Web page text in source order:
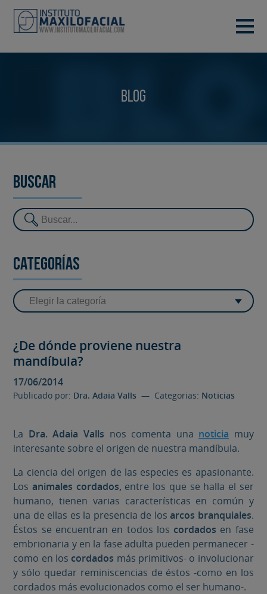
Blog
Buscar
Categorías
¿De dónde proviene nuestra
mandíbula?
17/06/2014
Publicado por: Dra. Adaia Valls — Categorias: Noticias
La Dra. Adaia Valls nos comenta una noticia muy
interesante sobre el origen de nuestra mandíbula.
La ciencia del origen de las especies es apasionante.
Losanimales cordados, entre los que se halla el ser
humano, tienen varias características en común y
una de ellas es la presencia de losarcos branquiales.
Éstos se encuentran en todos los cordados en fase
embrionaria y en la fase adulta pueden permanecer -
como en los cordados más primitivos- o involucionar
y sólo quedar reminiscencias de éstos -como en los
cordados más evolucionados como el ser humano-.